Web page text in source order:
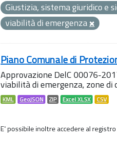
Giustizia, sistema giuridico e
viabilità di emergenza
Piano Comunale di
Approvazione DelC 00076-
viabilità di emergenza, zone
KML GeoJSON ZIP Excel XLSX CSV
E' possibile inoltre accedere al